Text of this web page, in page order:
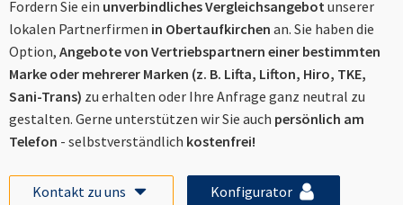
Fordern Sie ein unverbindliches Vergleichsangebotunserer
lokalen Partnerfirmen in Obertaufkirchen an. Sie haben die
Option, Angebote von Vertriebspartnern einer bestimmten
Marke oder mehrerer Marken (z. B. Lifta, Lifton, Hiro, TKE,
Sani-Trans) zu erhalten oder Ihre Anfrage ganz neutral zu
gestalten. Gerne unterstützen wir Sie auch persönlich am
Telefon - selbstverständlich kostenfrei!
Kontakt zu uns Konfigurator